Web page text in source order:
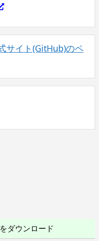
サイト(GitHub)のペ
ダウンロード